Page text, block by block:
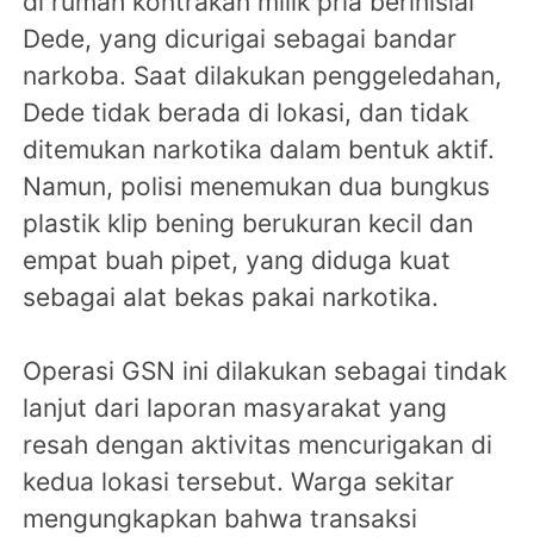
Dede, yang dicurigai sebagai bandar
narkoba. Saat dilakukan penggeledahan,
Dede tidak berada di lokasi, dan tidak
ditemukan narkotika dalam bentuk aktif.
Namun, polisi menemukan dua bungkus
plastik klip bening berukuran kecil dan
empat buah pipet, yang diduga kuat
sebagai alat bekas pakai narkotika.
Operasi GSN ini dilakukan sebagai tindak
lanjut dari laporan masyarakat yang
resah dengan aktivitas mencurigakan di
kedua lokasi tersebut. Warga sekitar
mengungkapkan bahwa transaksi